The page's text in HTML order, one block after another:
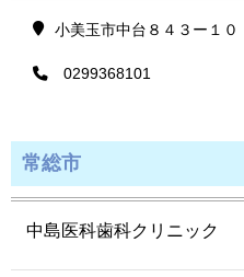
小美玉市中台８４３ー１０
0299368101
常総市
中島医科歯科クリニック